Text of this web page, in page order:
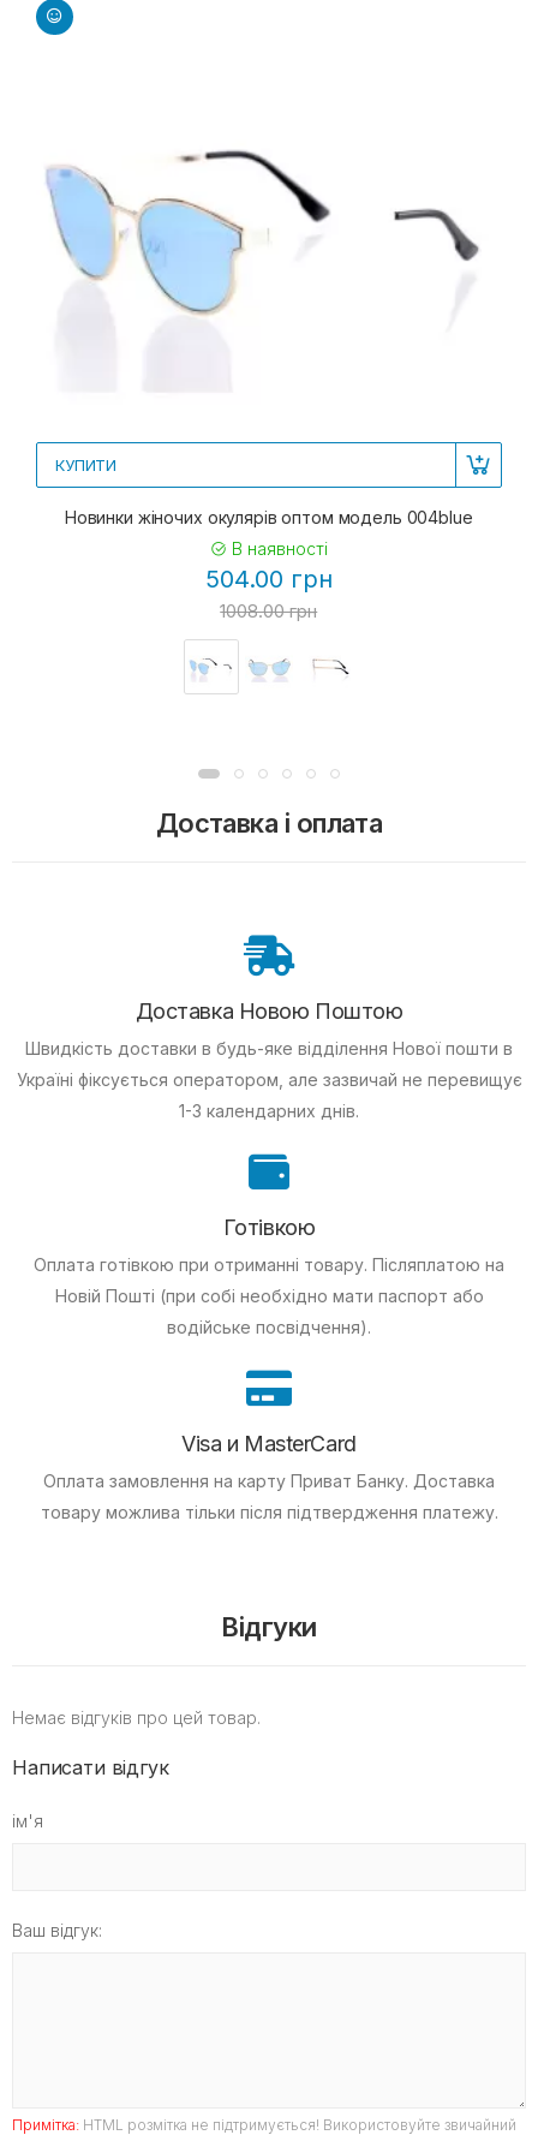
КУПИТИ
Новинки жіночих окулярів оптом модель 004blue
В наявності
504.00 грн
1008.00 грн
Доставка і оплата
Доставка Новою Поштою
Швидкість доставки в будь-яке відділення Нової пошти в
Україні фіксується оператором, але зазвичай не перевищує
1-3 календарних днів.
Готівкою
Оплата готівкою при отриманні товару. Післяплатою на
Новій Пошті (при собі необхідно мати паспорт або
водійське посвідчення).
Visa и MasterCard
Оплата замовлення на карту Приват Банку. Доставка
товару можлива тільки після підтвердження платежу.
Відгуки
Немає відгуків про цей товар.
Написати відгук
ім'я
Ваш відгук:
Примітка: HTML розмітка не підтримується! Використовуйте звичайний